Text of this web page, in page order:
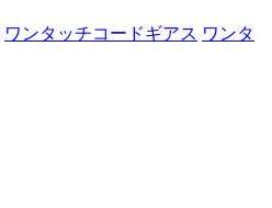
ワンタッチコードギアス ワンタ